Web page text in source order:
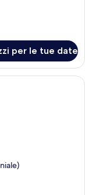
per le tue date
letto con un letto,